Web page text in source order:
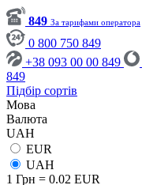
849 За тарифами оператора
0 800 750 849
+38 093 00 00 849
849
Підбір сортів
Мова
Валюта
UAH
EUR
UAH
1 Грн = 0.02 EUR